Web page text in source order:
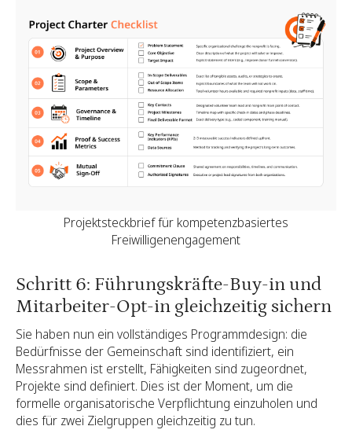
Projektsteckbrief für kompetenzbasiertes
Freiwilligenengagement
Schritt 6: Führungskräfte-Buy-in und
Mitarbeiter-Opt-in gleichzeitig sichern
Sie haben nun ein vollständiges Programmdesign: die
Bedürfnisse der Gemeinschaft sind identifiziert, ein
Messrahmen ist erstellt, Fähigkeiten sind zugeordnet,
Projekte sind definiert. Dies ist der Moment, um die
formelle organisatorische Verpflichtung einzuholen und
dies für zwei Zielgruppen gleichzeitig zu tun.